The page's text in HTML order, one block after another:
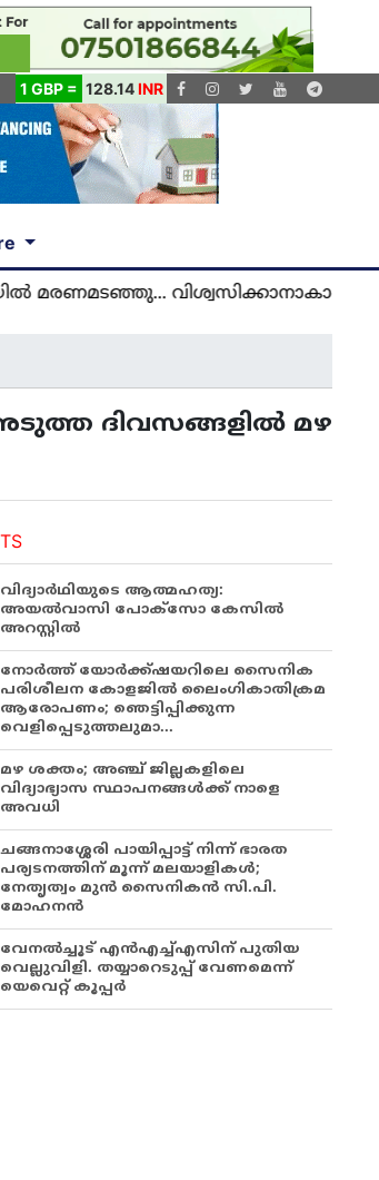
1 GBP = 128.14INR
വിശ്വസിക്കാനാകാതെ യുകെ
അടുത്ത ദിവസങ്ങളില്‍ മഴ
വിദ്യാർഥിയുടെ ആത്മഹത്യ:
അയൽവാസി പോക്സോ കേസിൽ
അറസ്റ്റിൽ
നോർത്ത് യോർക്ക്ഷയറിലെ സൈനിക
പരിശീലന കോളജിൽ ലൈംഗികാതിക്രമ
ആരോപണം; ഞെട്ടിപ്പിക്കുന്ന
വെളിപ്പെടുത്തലുമാ...
മഴ ശക്തം; അഞ്ച് ജില്ലകളിലെ
വിദ്യാഭ്യാസ സ്ഥാപനങ്ങൾക്ക് നാളെ
അവധി
ചങ്ങനാശ്ശേരി പായിപ്പാട്ട് നിന്ന് ഭാരത
പര്യടനത്തിന് മൂന്ന് മലയാളികൾ;
നേതൃത്വം മുൻ സൈനികൻ സി.പി.
മോഹനൻ
വേനൽച്ചൂട് എൻഎച്ച്എസിന് പുതിയ
വെല്ലുവിളി. തയ്യാറെടുപ്പ് വേണമെന്ന്
യെവെറ്റ് കൂപ്പർ